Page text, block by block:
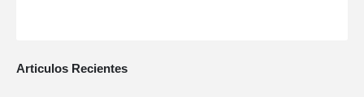
Articulos Recientes